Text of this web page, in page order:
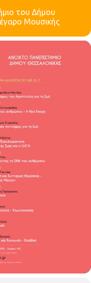
του Δήμου
Μουσικής